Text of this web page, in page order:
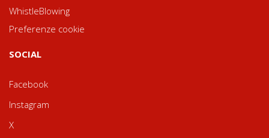
WhistleBlowing
Preferenze cookie
SOCIAL
Facebook
Instagram
X